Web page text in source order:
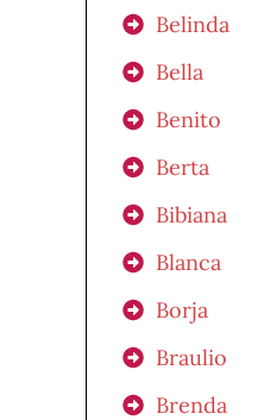
Belinda
Bella
Benito
Berta
Bibiana
Blanca
Borja
Braulio
Brenda